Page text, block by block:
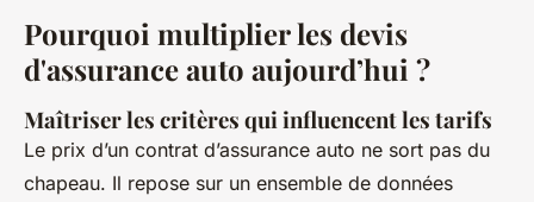
Pourquoi multiplier les devis
d'assurance auto aujourd’hui ?
Maîtriser les critères qui influencent les tarifs
Le prix d’un contrat d’assurance auto ne sort pas du
chapeau. Il repose sur un ensemble de données